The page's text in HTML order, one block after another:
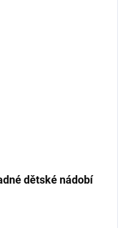
dětské nádobí